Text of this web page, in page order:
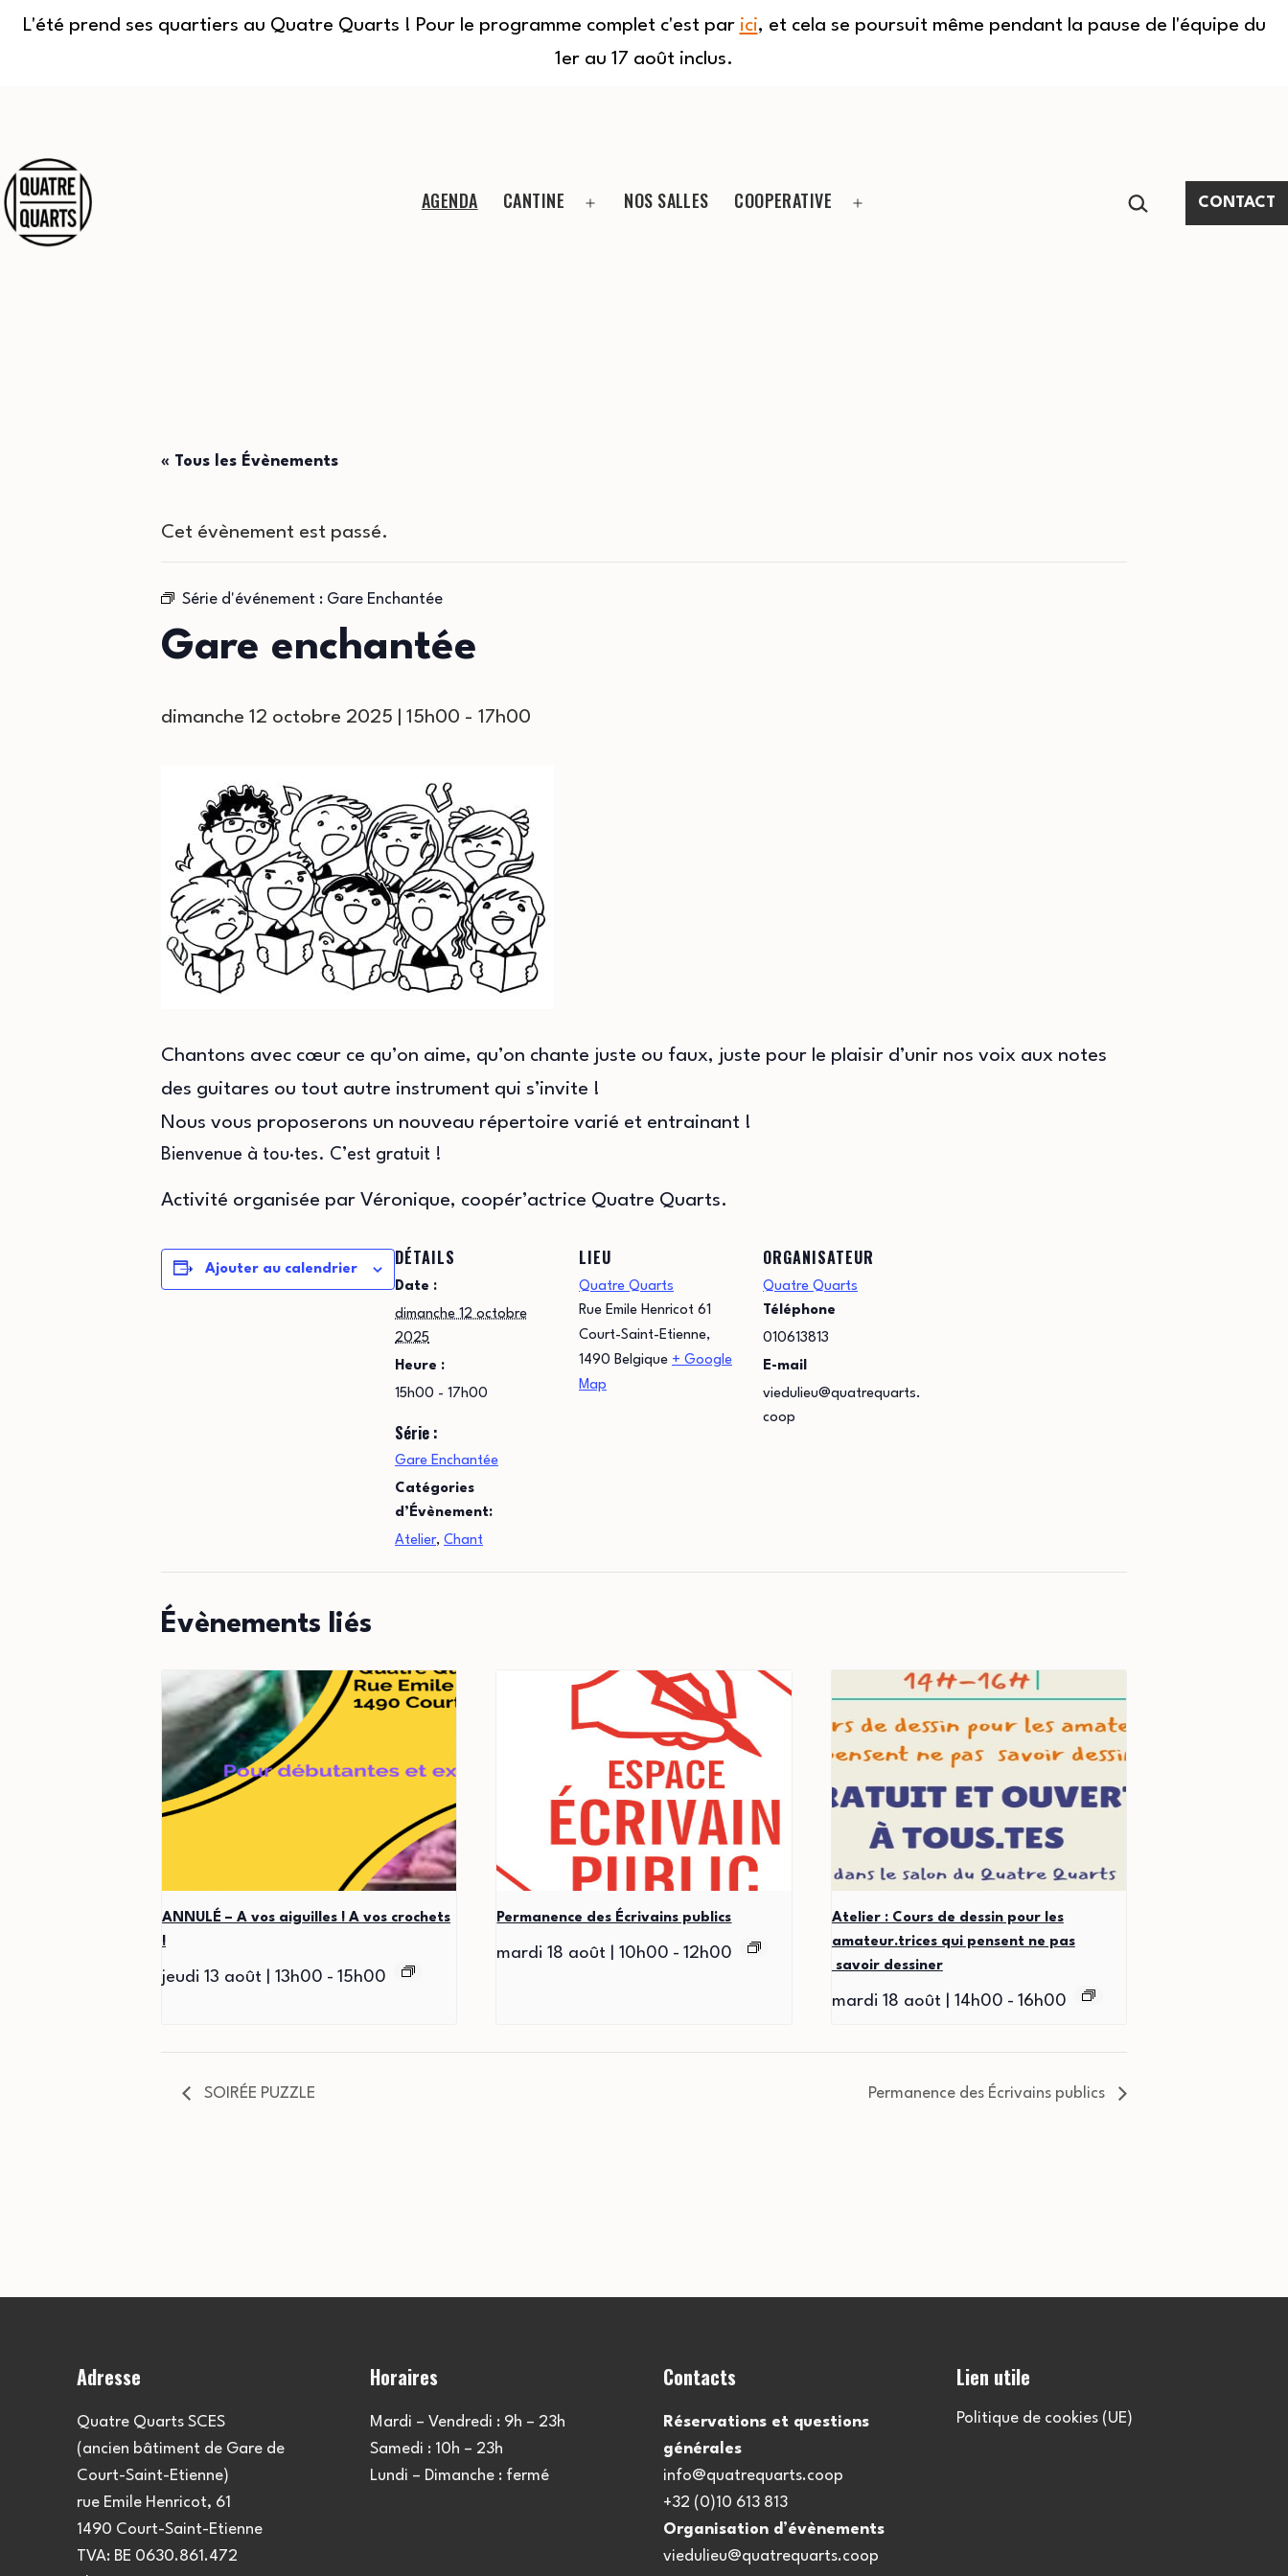
L'été prend ses quartiers au Quatre Quarts ! Pour le programme complet c'est par ici, et cela se poursuit même pendant la pause de l'équipe du
1er au 17 août inclus.
contenu
AGENDA CANTINE NOS SALLES COOPERATIVE RECHERCHER…
CONTACT
« Tous les Évènements
Cet évènement est passé.
Série d'événement : Gare Enchantée
Gare enchantée
dimanche 12 octobre 2025 | 15h00 - 17h00
Chantons avec cœur ce qu’on aime, qu’on chante juste ou faux, juste pour le plaisir d’unir nos voix aux notes
des guitares ou tout autre instrument qui s’invite !
Nous vous proposerons un nouveau répertoire varié et entrainant !
Bienvenue à tou·tes. C’est gratuit !
Activité organisée par Véronique, coopér’actrice Quatre Quarts.
Ajouter au calendrier
DÉTAILS
Date :
dimanche 12 octobre
2025
Heure :
15h00 - 17h00
Série :
Gare Enchantée
Catégories
d’Évènement:
Atelier, Chant
LIEU
Quatre Quarts
Rue Emile Henricot 61
Court-Saint-Etienne,
1490 Belgique + Google
Map
ORGANISATEUR
Quatre Quarts
Téléphone
010613813
E-mail
viedulieu@quatrequarts.
coop
Évènements liés
ANNULÉ – A vos aiguilles ! A vos crochets
!
jeudi 13 août | 13h00 - 15h00
Permanence des Écrivains publics
mardi 18 août | 10h00 - 12h00
Atelier : Cours de dessin pour les
amateur.trices qui pensent ne pas
savoir dessiner
mardi 18 août | 14h00 - 16h00
SOIRÉE PUZZLE Permanence des Écrivains publics
Adresse
Quatre Quarts SCES
(ancien bâtiment de Gare de
Court-Saint-Etienne)
rue Emile Henricot, 61
1490 Court-Saint-Etienne
TVA: BE 0630.861.472
Horaires
Mardi – Vendredi : 9h – 23h
Samedi : 10h – 23h
Lundi – Dimanche : fermé
Contacts
Réservations et questions
générales
info@quatrequarts.coop
+32 (0)10 613 813
Organisation d’évènements
viedulieu@quatrequarts.coop
Lien utile
Politique de cookies (UE)